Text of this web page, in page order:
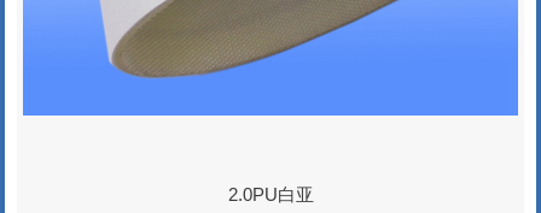
2.0PU白亚